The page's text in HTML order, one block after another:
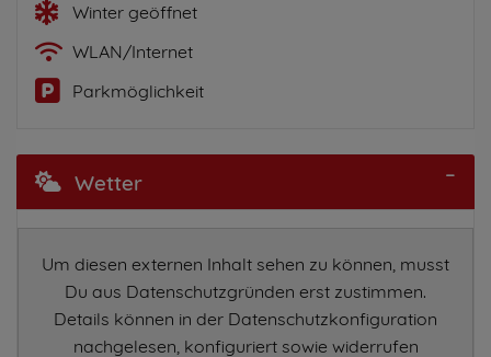
Winter geöffnet
WLAN/Internet
Parkmöglichkeit
Wetter
Um diesen externen Inhalt sehen zu können, musst
Du aus Datenschutzgründen erst zustimmen.
Details können in der Datenschutzkonfiguration
nachgelesen, konfiguriert sowie widerrufen